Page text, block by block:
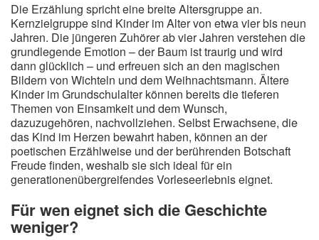
Die Erzählung spricht eine breite Altersgruppe an.
Kernzielgruppe sind Kinder im Alter von etwa vier bis neun
Jahren. Die jüngeren Zuhörer ab vier Jahren verstehen die
grundlegende Emotion – der Baum ist traurig und wird
dann glücklich – und erfreuen sich an den magischen
Bildern von Wichteln und dem Weihnachtsmann. Ältere
Kinder im Grundschulalter können bereits die tieferen
Themen von Einsamkeit und dem Wunsch,
dazuzugehören, nachvollziehen. Selbst Erwachsene, die
das Kind im Herzen bewahrt haben, können an der
poetischen Erzählweise und der berührenden Botschaft
Freude finden, weshalb sie sich ideal für ein
generationenübergreifendes Vorleseerlebnis eignet.
Für wen eignet sich die Geschichte
weniger?